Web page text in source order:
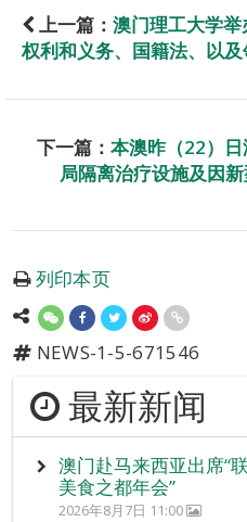
上一篇： 澳门理工大学
权利和义务、国籍法、以
下一篇： 本澳昨（22）
局隔离治疗设施及因
列印本页
NEWS-1-5-671546
最新新闻
澳门赴马来西亚出席“
美食之都年会”
2026年8月7日 11:00